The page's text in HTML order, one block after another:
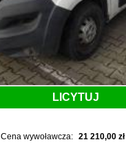
LICYTUJ
Cena wywoławcza: 21 210,00 zł